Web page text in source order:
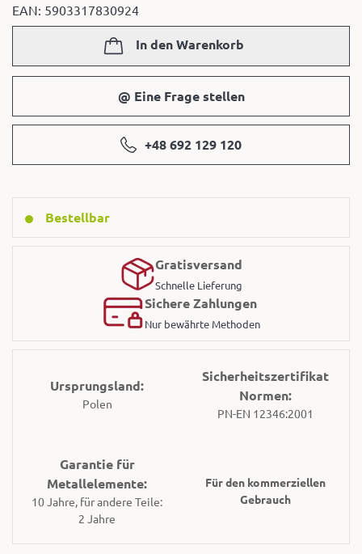
EAN: 5903317830924
In den Warenkorb
@ Eine Frage stellen
+48 692 129 120
Bestellbar
Gratisversand
Schnelle Lieferung
Sichere Zahlungen
Nur bewährte Methoden
Ursprungsland:
Polen
Sicherheitszertifikat
Normen:
PN-EN 12346:2001
Garantie für
Metallelemente:
10 Jahre, für andere Teile:
2 Jahre
Für den kommerziellen
Gebrauch